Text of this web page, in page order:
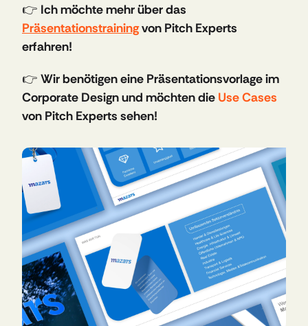
👉
Präsentationstraining von Pitch Experts
erfahren!
👉 Wir benötigen eine Präsentationsvorlage im
Corporate Design und möchten die Use Cases
von Pitch Experts sehen!